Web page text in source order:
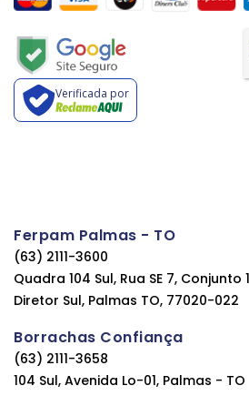
Verificada por
Ferpam Palmas - TO
(63) 2111-3600
Quadra 104 Sul, Rua SE 7, Conjunto
Diretor Sul, Palmas TO, 77020-022
Borrachas Confiança
(63) 2111-3658
104 Sul, Avenida Lo-01, Palmas - TO